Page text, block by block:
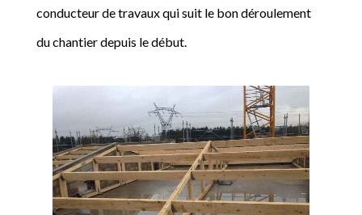
conducteur de travaux qui suit le bon déroulement
du chantier depuis le début.